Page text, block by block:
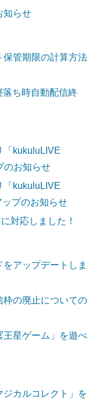
知らせ
保管期限の計算方法
落ち時自動配信終
「kukuluLIVE
のお知らせ
「kukuluLIVE
プのお知らせ
対応しました！
アップデートしま
枠の廃止についての
王星ゲーム」を遊べ
ジカルコレクト」を